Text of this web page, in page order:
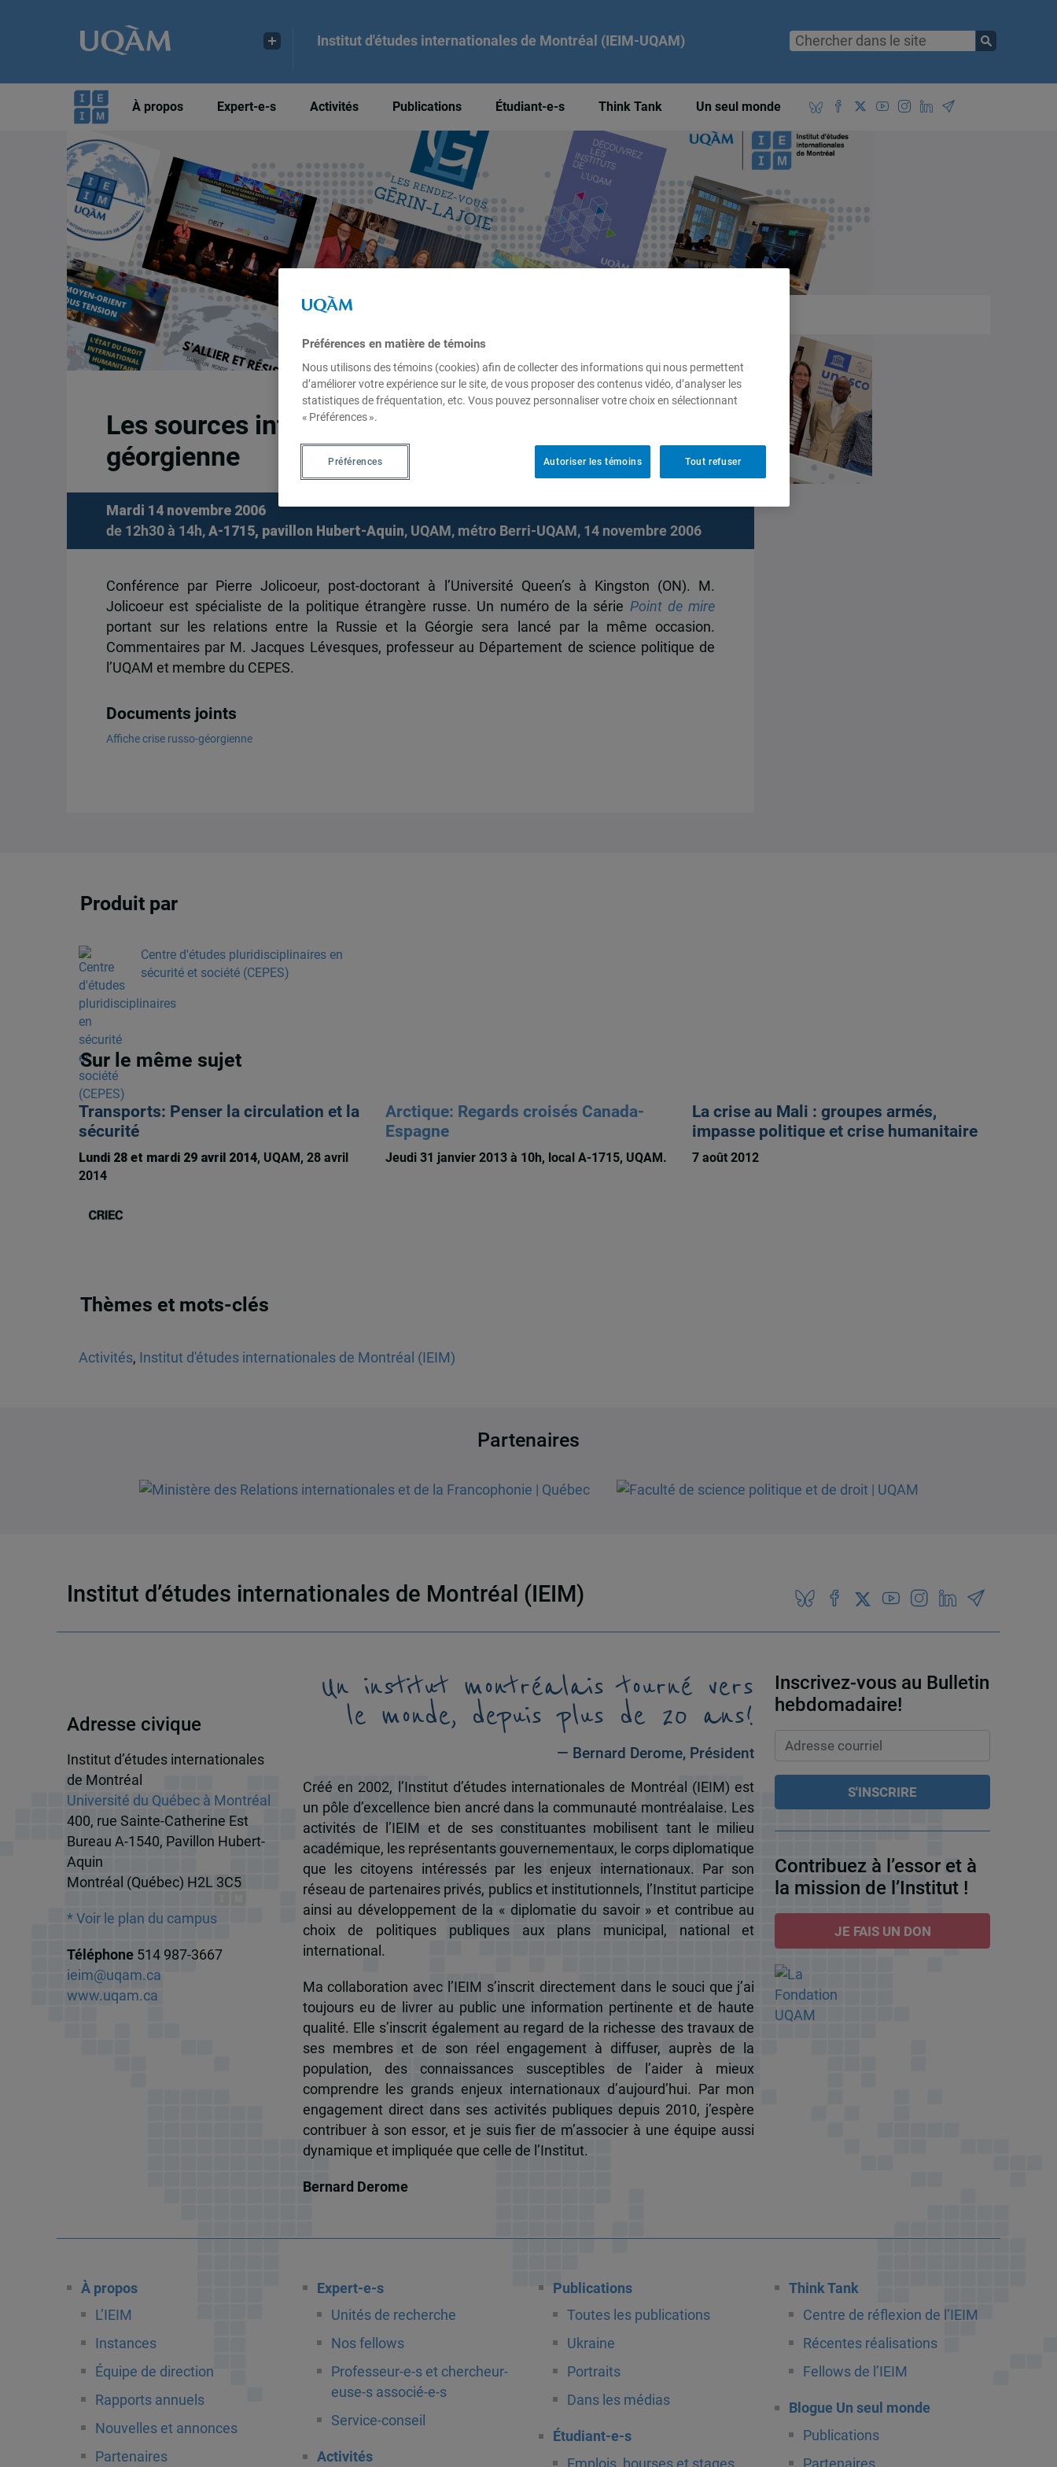
Institut d'études internationales de Montréal (IEIM-UQAM)
À propos Expert-e-s Activités Publications Étudiant-e-s Think Tank Un seul monde
Les sources internationales de la crise russo-
géorgienne
Mardi 14 novembre 2006
de 12h30 à 14h, A-1715, pavillon Hubert-Aquin, UQAM, métro Berri-UQAM, 14 novembre 2006
Conférence par Pierre Jolicoeur, post-doctorant à l’Université Queen’s à Kingston (ON). M.
Jolicoeur est spécialiste de la politique étrangère russe. Un numéro de la série Point de mire
portant sur les relations entre la Russie et la Géorgie sera lancé par la même occasion.
Commentaires par M. Jacques Lévesques, professeur au Département de science politique de
l’UQAM et membre du CEPES.
Documents joints
Affiche crise russo-géorgienne
Produit par
Centre d'études pluridisciplinaires en
sécurité et société (CEPES)
Sur le même sujet
Transports: Penser la circulation et la
sécurité
Lundi 28 et mardi 29 avril 2014, UQAM, 28 avril
2014
Arctique: Regards croisés Canada-
Espagne
Jeudi 31 janvier 2013 à 10h, local A-1715, UQAM.
La crise au Mali : groupes armés,
impasse politique et crise humanitaire
7 août 2012
Thèmes et mots-clés
Activités, Institut d'études internationales de Montréal (IEIM)
Partenaires
Institut d’études internationales de Montréal (IEIM)
Adresse civique
Institut d’études internationales
de Montréal
Université du Québec à Montréal
400, rue Sainte-Catherine Est
Bureau A-1540, Pavillon Hubert-
Aquin
Montréal (Québec) H2L 3C5
* Voir le plan du campus
Téléphone 514 987-3667
ieim@uqam.ca
www.uqam.ca
Un institut montréalais tourné vers
le monde, depuis plus de 20 ans!
— Bernard Derome, Président
Créé en 2002, l’Institut d’études internationales de Montréal (IEIM) est
un pôle d’excellence bien ancré dans la communauté montréalaise. Les
activités de l’IEIM et de ses constituantes mobilisent tant le milieu
académique, les représentants gouvernementaux, le corps diplomatique
que les citoyens intéressés par les enjeux internationaux. Par son
réseau de partenaires privés, publics et institutionnels, l’Institut participe
ainsi au développement de la « diplomatie du savoir » et contribue au
choix de politiques publiques aux plans municipal, national et
international.
Ma collaboration avec l’IEIM s’inscrit directement dans le souci que j’ai
toujours eu de livrer au public une information pertinente et de haute
qualité. Elle s’inscrit également au regard de la richesse des travaux de
ses membres et de son réel engagement à diffuser, auprès de la
population, des connaissances susceptibles de l’aider à mieux
comprendre les grands enjeux internationaux d’aujourd’hui. Par mon
engagement direct dans ses activités publiques depuis 2010, j’espère
contribuer à son essor, et je suis fier de m’associer à une équipe aussi
dynamique et impliquée que celle de l’Institut.
Bernard Derome
Inscrivez-vous au Bulletin
hebdomadaire!
Contribuez à l’essor et à
la mission de l’Institut !
JE FAIS UN DON
À propos
L’IEIM
Instances
Équipe de direction
Rapports annuels
Nouvelles et annonces
Partenaires
Expert-e-s
Unités de recherche
Nos fellows
Professeur-e-s et chercheur-
euse-s associé-e-s
Service-conseil
Activités
Publications
Toutes les publications
Ukraine
Portraits
Dans les médias
Étudiant-e-s
Emplois, bourses et stages
Think Tank
Centre de réflexion de l’IEIM
Récentes réalisations
Fellows de l’IEIM
Blogue Un seul monde
Publications
Partenaires
Préférences en matière de témoins
Nous utilisons des témoins (cookies) afin de collecter des informations qui nous permettent
d’améliorer votre expérience sur le site, de vous proposer des contenus vidéo, d’analyser les
statistiques de fréquentation, etc. Vous pouvez personnaliser votre choix en sélectionnant
« Préférences ».
Tout refuser
Autoriser les témoins
Préférences